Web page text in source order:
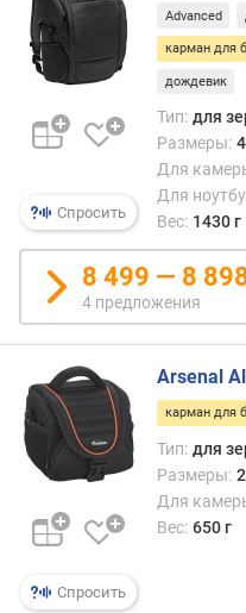
Спросить
Advanced
карман для
дождевик
Тип: для
Размеры:
Для
Для
Вес: 1430 г
8 499 — 8
4 предложения
Спросить
Arsenal
карман для
Тип: для
Размеры:
Для
Вес: 650 г